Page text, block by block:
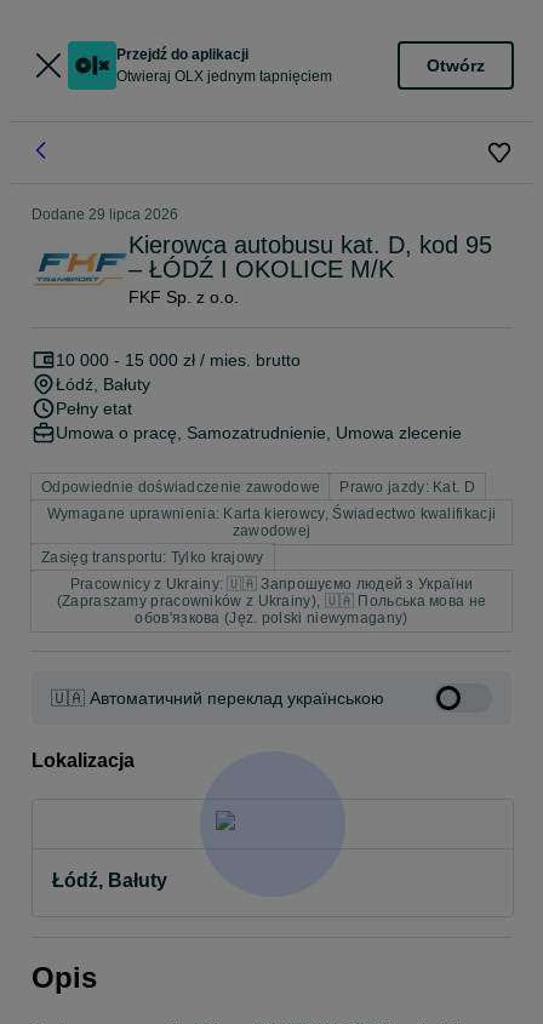
Przejdź do aplikacji
Otwieraj OLX jednym tapnięciem
Otwórz
Dodane 29 lipca 2026
Kierowca autobusu kat. D, kod 95
– ŁÓDŹ I OKOLICE M/K
FKF Sp. z o.o.
10 000 - 15 000 zł / mies. brutto
Łódź , Bałuty
Pełny etat
Umowa o pracę, Samozatrudnienie, Umowa zlecenie
Odpowiednie doświadczenie zawodowe
Prawo jazdy: Kat. D
Wymagane uprawnienia: Karta kierowcy, Świadectwo kwalifikacji
zawodowej
Zasięg transportu: Tylko krajowy
Pracownicy z Ukrainy: 🇺🇦 Запрошуємо людей з України
(Zapraszamy pracowników z Ukrainy), 🇺🇦 Польська мова не
обов'язкова (Jęz. polski niewymagany)
🇺🇦 Автоматичний переклад українською
Lokalizacja
Łódź, Bałuty
Opis